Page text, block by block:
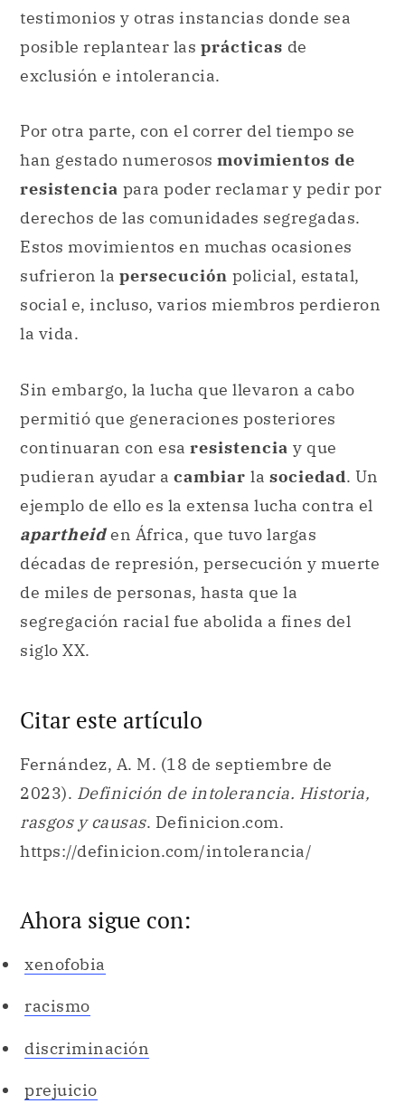
testimonios y otras instancias donde sea
posible replantear las prácticas de
exclusión e intolerancia.
Por otra parte, con el correr del tiempo se
han gestado numerosos movimientos de
resistencia para poder reclamar y pedir por
derechos de las comunidades segregadas.
Estos movimientos en muchas ocasiones
sufrieron la persecución policial, estatal,
social e, incluso, varios miembros perdieron
la vida.
Sin embargo, la lucha que llevaron a cabo
permitió que generaciones posteriores
continuaran con esa resistencia y que
pudieran ayudar a cambiar la sociedad. Un
ejemplo de ello es la extensa lucha contra el
apartheiden África, que tuvo largas
décadas de represión, persecución y muerte
de miles de personas, hasta que la
segregación racial fue abolida a fines del
siglo XX.
Citar este artículo
Fernández, A. M. (18 de septiembre de
2023). Definición de intolerancia. Historia,
rasgos y causas. Definicion.com.
https://definicion.com/intolerancia/
Ahora sigue con:
xenofobia
racismo
discriminación
prejuicio